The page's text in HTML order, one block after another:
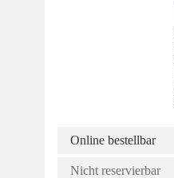
Online bestellbar
Nicht reservierbar